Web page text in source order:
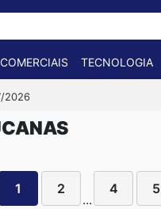
TECNOLOGIA
2026
1 2
...
4 5